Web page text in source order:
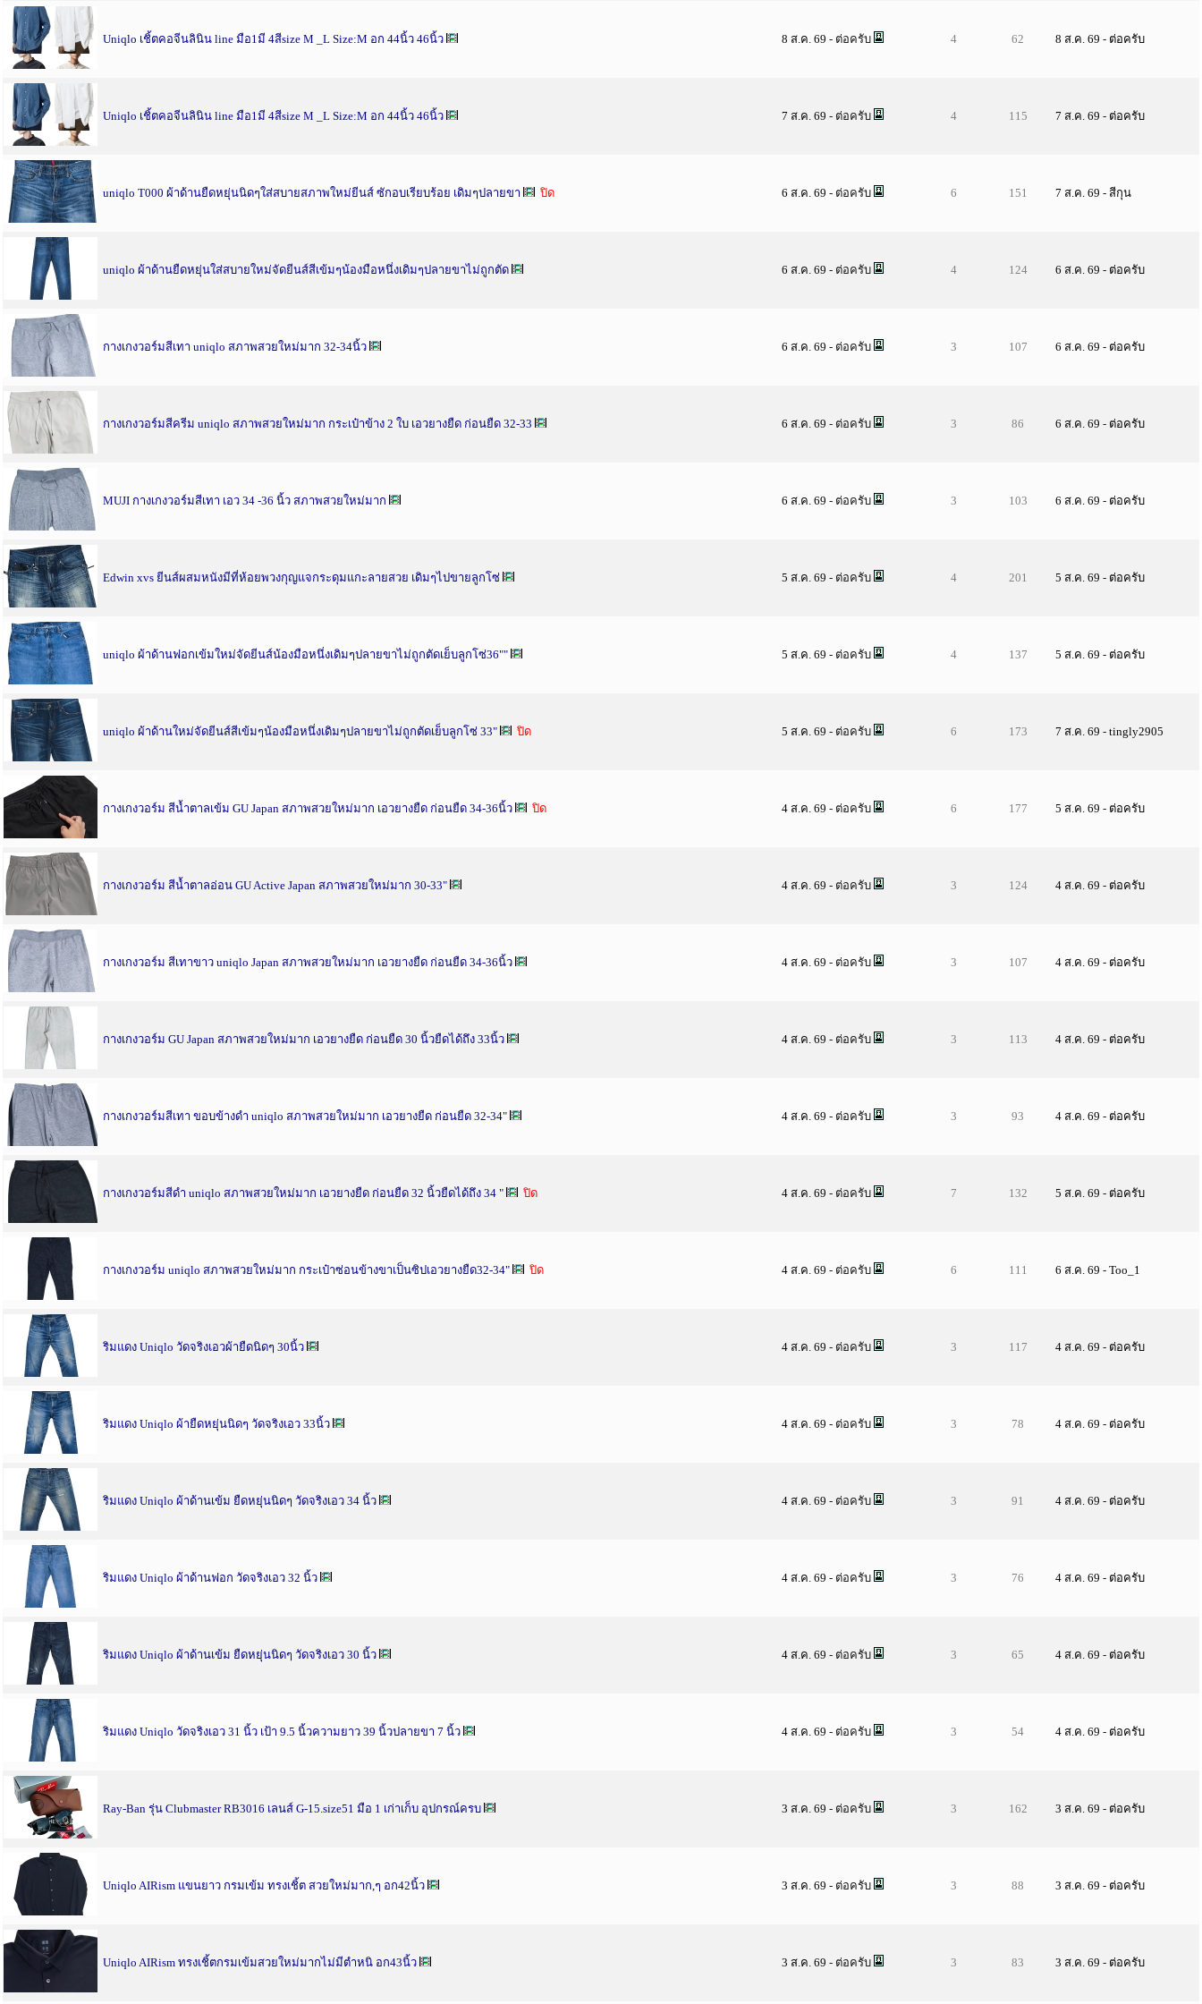
Uniqlo เชิ้ตคอจีนลินิน line มือ1มี 4สีsize M _L Size:M อก 44นิ้ว 46นิ้ว 8 ส.ค. 69 - ต่อครับ 4 62 8 ส.ค. 69 - ต่อครับ
Uniqlo เชิ้ตคอจีนลินิน line มือ1มี 4สีsize M _L Size:M อก 44นิ้ว 46นิ้ว 7 ส.ค. 69 - ต่อครับ 4 115 7 ส.ค. 69 - ต่อครับ
uniqlo T000 ผ้าด้านยืดหยุ่นนิดๆใส่สบายสภาพใหม่ยีนส์ ซักอบเรียบร้อย เดิมๆปลายขา ปิด 6 ส.ค. 69 - ต่อครับ 6 151 7 ส.ค. 69 - สีกุน
uniqlo ผ้าด้านยืดหยุ่นใส่สบายใหม่จัดยีนส์สีเข้มๆน้องมือหนึ่งเดิมๆปลายขาไม่ถูกตัด 6 ส.ค. 69 - ต่อครับ 4 124 6 ส.ค. 69 - ต่อครับ
กางเกงวอร์มสีเทา uniqlo สภาพสวยใหม่มาก 32-34นิ้ว 6 ส.ค. 69 - ต่อครับ 3 107 6 ส.ค. 69 - ต่อครับ
กางเกงวอร์มสีครีม uniqlo สภาพสวยใหม่มาก กระเป๋าข้าง 2 ใบ เอวยางยืด ก่อนยืด 32-33 6 ส.ค. 69 - ต่อครับ 3 86 6 ส.ค. 69 - ต่อครับ
MUJI กางเกงวอร์มสีเทา เอว 34 -36 นิ้ว สภาพสวยใหม่มาก 6 ส.ค. 69 - ต่อครับ 3 103 6 ส.ค. 69 - ต่อครับ
Edwin xvs ยีนส์ผสมหนังมีที่ห้อยพวงกุญแจกระดุมแกะลายสวย เดิมๆไปขายลูกโซ่ 5 ส.ค. 69 - ต่อครับ 4 201 5 ส.ค. 69 - ต่อครับ
uniqlo ผ้าด้านฟอกเข้มใหม่จัดยีนส์น้องมือหนึ่งเดิมๆปลายขาไม่ถูกตัดเย็บลูกโซ่36"" 5 ส.ค. 69 - ต่อครับ 4 137 5 ส.ค. 69 - ต่อครับ
uniqlo ผ้าด้านใหม่จัดยีนส์สีเข้มๆน้องมือหนึ่งเดิมๆปลายขาไม่ถูกตัดเย็บลูกโซ่ 33" ปิด 5 ส.ค. 69 - ต่อครับ 6 173 7 ส.ค. 69 - tingly2905
กางเกงวอร์ม สีน้ำตาลเข้ม GU Japan สภาพสวยใหม่มาก เอวยางยืด ก่อนยืด 34-36นิ้ว ปิด 4 ส.ค. 69 - ต่อครับ 6 177 5 ส.ค. 69 - ต่อครับ
กางเกงวอร์ม สีน้ำตาลอ่อน GU Active Japan สภาพสวยใหม่มาก 30-33" 4 ส.ค. 69 - ต่อครับ 3 124 4 ส.ค. 69 - ต่อครับ
กางเกงวอร์ม สีเทาขาว uniqlo Japan สภาพสวยใหม่มาก เอวยางยืด ก่อนยืด 34-36นิ้ว 4 ส.ค. 69 - ต่อครับ 3 107 4 ส.ค. 69 - ต่อครับ
กางเกงวอร์ม GU Japan สภาพสวยใหม่มาก เอวยางยืด ก่อนยืด 30 นิ้วยืดได้ถึง 33นิ้ว 4 ส.ค. 69 - ต่อครับ 3 113 4 ส.ค. 69 - ต่อครับ
กางเกงวอร์มสีเทา ขอบข้างดำ uniqlo สภาพสวยใหม่มาก เอวยางยืด ก่อนยืด 32-34" 4 ส.ค. 69 - ต่อครับ 3 93 4 ส.ค. 69 - ต่อครับ
กางเกงวอร์มสีดำ uniqlo สภาพสวยใหม่มาก เอวยางยืด ก่อนยืด 32 นิ้วยืดได้ถึง 34 " ปิด 4 ส.ค. 69 - ต่อครับ 7 132 5 ส.ค. 69 - ต่อครับ
กางเกงวอร์ม uniqlo สภาพสวยใหม่มาก กระเป๋าซ่อนข้างขาเป็นซิปเอวยางยืด32-34" ปิด 4 ส.ค. 69 - ต่อครับ 6 111 6 ส.ค. 69 - Too_1
ริมแดง Uniqlo วัดจริงเอวผ้ายืดนิดๆ 30นิ้ว 4 ส.ค. 69 - ต่อครับ 3 117 4 ส.ค. 69 - ต่อครับ
ริมแดง Uniqlo ผ้ายืดหยุ่นนิดๆ วัดจริงเอว 33นิ้ว 4 ส.ค. 69 - ต่อครับ 3 78 4 ส.ค. 69 - ต่อครับ
ริมแดง Uniqlo ผ้าด้านเข้ม ยืดหยุ่นนิดๆ วัดจริงเอว 34 นิ้ว 4 ส.ค. 69 - ต่อครับ 3 91 4 ส.ค. 69 - ต่อครับ
ริมแดง Uniqlo ผ้าด้านฟอก วัดจริงเอว 32 นิ้ว 4 ส.ค. 69 - ต่อครับ 3 76 4 ส.ค. 69 - ต่อครับ
ริมแดง Uniqlo ผ้าด้านเข้ม ยืดหยุ่นนิดๆ วัดจริงเอว 30 นิ้ว 4 ส.ค. 69 - ต่อครับ 3 65 4 ส.ค. 69 - ต่อครับ
ริมแดง Uniqlo วัดจริงเอว 31 นิ้ว เป้า 9.5 นิ้วความยาว 39 นิ้วปลายขา 7 นิ้ว 4 ส.ค. 69 - ต่อครับ 3 54 4 ส.ค. 69 - ต่อครับ
Ray-Ban รุ่น Clubmaster RB3016 เลนส์ G-15.size51 มือ 1 เก่าเก็บ อุปกรณ์ครบ 3 ส.ค. 69 - ต่อครับ 3 162 3 ส.ค. 69 - ต่อครับ
Uniqlo AIRism แขนยาว กรมเข้ม ทรงเชิ้ต สวยใหม่มาก,ๆ อก42นิ้ว 3 ส.ค. 69 - ต่อครับ 3 88 3 ส.ค. 69 - ต่อครับ
Uniqlo AIRism ทรงเชิ้ตกรมเข้มสวยใหม่มากไม่มีตำหนิ อก43นิ้ว 3 ส.ค. 69 - ต่อครับ 3 83 3 ส.ค. 69 - ต่อครับ